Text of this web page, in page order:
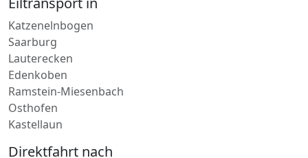
Saarburg
Lauterecken
Edenkoben
Ramstein-Miesenbach
Osthofen
Kastellaun
Direktfahrt nach